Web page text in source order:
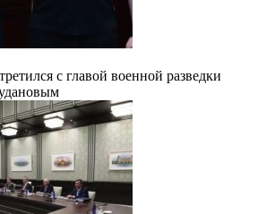
с главой военной разведки